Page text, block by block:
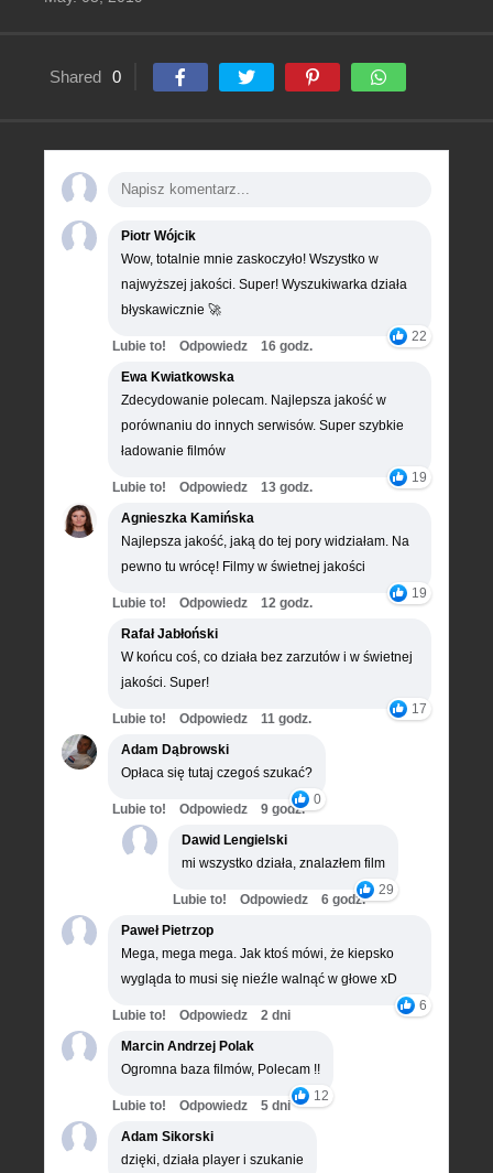
Shared 0
Piotr Wójcik
Wow, totalnie mnie zaskoczyło! Wszystko w
najwyższej jakości. Super! Wyszukiwarka działa
błyskawicznie 🚀
22
Lubie to! Odpowiedz
16 godz.
Ewa Kwiatkowska
Zdecydowanie polecam. Najlepsza jakość w
porównaniu do innych serwisów. Super szybkie
ładowanie filmów
19
Lubie to! Odpowiedz
13 godz.
Agnieszka Kamińska
Najlepsza jakość, jaką do tej pory widziałam. Na
pewno tu wrócę! Filmy w świetnej jakości
19
Lubie to! Odpowiedz
12 godz.
Rafał Jabłoński
W końcu coś, co działa bez zarzutów i w świetnej
jakości. Super!
17
Lubie to! Odpowiedz
11 godz.
Adam Dąbrowski
Opłaca się tutaj czegoś szukać?
0
Lubie to! Odpowiedz
9 godz.
Dawid Lengielski
mi wszystko działa, znalazłem film
29
Lubie to! Odpowiedz
6 godz.
Paweł Pietrzop
Mega, mega mega. Jak ktoś mówi, że kiepsko
wygląda to musi się nieźle walnąć w głowe xD
6
Lubie to! Odpowiedz
2 dni
Marcin Andrzej Polak
Ogromna baza filmów, Polecam !!
12
Lubie to! Odpowiedz
5 dni
Adam Sikorski
dzięki, działa player i szukanie